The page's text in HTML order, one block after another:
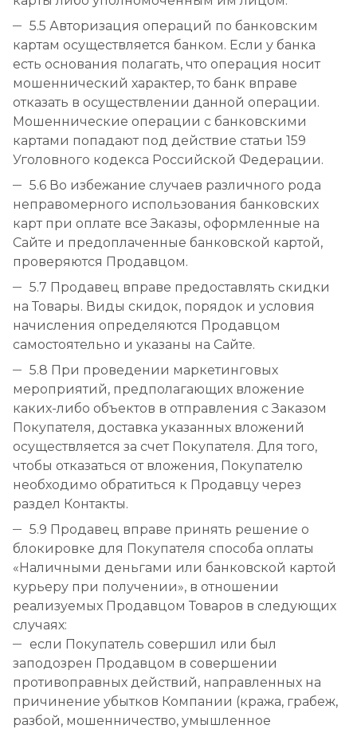
5.5 Авторизация операций по банковским
картам осуществляется банком. Если у банка
есть основания полагать, что операция носит
мошеннический характер, то банк вправе
отказать в осуществлении данной операции.
Мошеннические операции с банковскими
картами попадают под действие статьи 159
Уголовного кодекса Российской Федерации.
5.6 Во избежание случаев различного рода
неправомерного использования банковских
карт при оплате все Заказы, оформленные на
Сайте и предоплаченные банковской картой,
проверяются Продавцом.
5.7 Продавец вправе предоставлять скидки
на Товары. Виды скидок, порядок и условия
начисления определяются Продавцом
самостоятельно и указаны на Сайте.
5.8 При проведении маркетинговых
мероприятий, предполагающих вложение
каких-либо объектов в отправления с Заказом
Покупателя, доставка указанных вложений
осуществляется за счет Покупателя. Для того,
чтобы отказаться от вложения, Покупателю
необходимо обратиться к Продавцу через
раздел Контакты.
5.9 Продавец вправе принять решение о
блокировке для Покупателя способа оплаты
«Наличными деньгами или банковской картой
курьеру при получении», в отношении
реализуемых Продавцом Товаров в следующих
случаях:
если Покупатель совершил или был
заподозрен Продавцом в совершении
противоправных действий, направленных на
причинение убытков Компании (кража, грабеж,
разбой, мошенничество, умышленное